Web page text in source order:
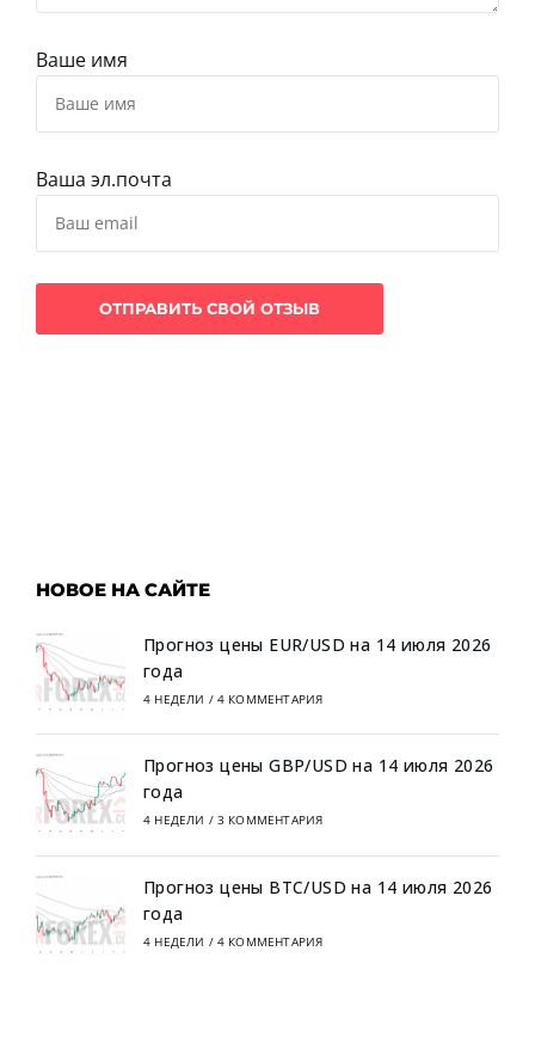
Ваше имя
Ваша эл.почта
НОВОЕ НА САЙТЕ
Прогноз цены EUR/USD на 14 июля 2026
года
4 НЕДЕЛИ / 4 КОММЕНТАРИЯ
Прогноз цены GBP/USD на 14 июля 2026
года
4 НЕДЕЛИ / 3 КОММЕНТАРИЯ
Прогноз цены BTC/USD на 14 июля 2026
года
4 НЕДЕЛИ / 4 КОММЕНТАРИЯ